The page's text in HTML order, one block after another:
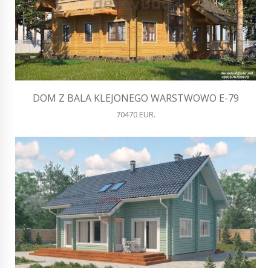
DOM Z BALA KLEJONEGO WARSTWOWO E-79
70470 EUR.